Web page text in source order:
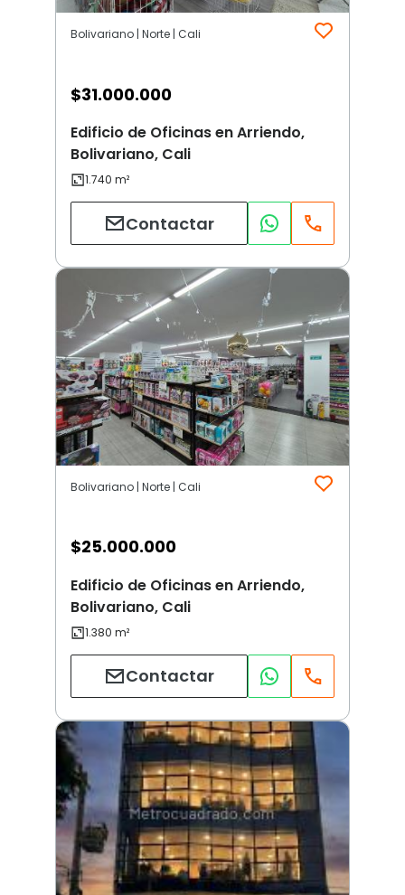
Bolivariano | Norte | Cali
$31.000.000
Edificio de Oficinas en Arriendo,
Bolivariano, Cali
Contactar
Bolivariano | Norte | Cali
$25.000.000
Edificio de Oficinas en Arriendo,
Bolivariano, Cali
Contactar